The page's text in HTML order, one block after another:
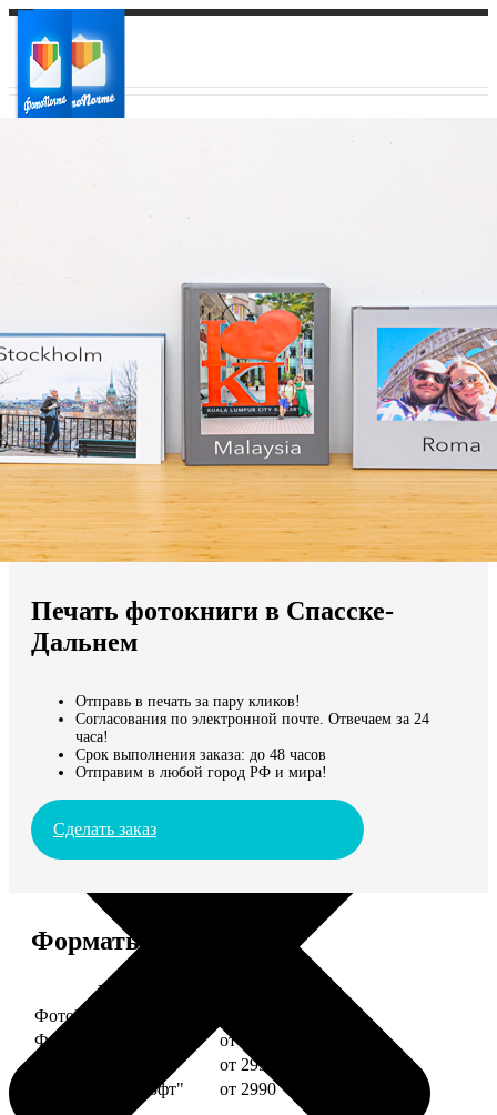
Мы доставляем по всему миру
Продолжить без города
Печать фотокниги в Спасске-
Дальнем
Отправь в печать за пару кликов!
Согласования по электронной почте. Отвечаем за 24
часа!
Срок выполнения заказа: до 48 часов
Отправим в любой город РФ и мира!
Сделать заказ
Форматы и цены
Услуга
ФотоКниги "Премиум"
ФотоКниги "Слим"
от 1290
ФотоКниги "Лайт"
от 2990
ФотоКниги "Софт"
от 2990